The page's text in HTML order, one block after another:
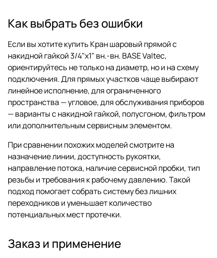
Как выбрать без ошибки
Если вы хотите купить Кран шаровый прямой с
накидной гайкой 3/4"x1" вн.-вн. BASE Valtec,
ориентируйтесь не только на диаметр, но и на схему
подключения. Для прямых участков чаще выбирают
линейное исполнение, для ограниченного
пространства — угловое, для обслуживания приборов
— варианты с накидной гайкой, полусгоном, фильтром
или дополнительным сервисным элементом.
При сравнении похожих моделей смотрите на
назначение линии, доступность рукоятки,
направление потока, наличие сервисной пробки, тип
резьбы и требования к рабочему давлению. Такой
подход помогает собрать систему без лишних
переходников и уменьшает количество
потенциальных мест протечки.
Заказ и применение